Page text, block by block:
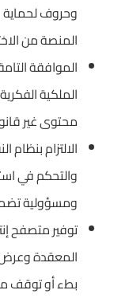
وحروف لحماية
المنصة من
الموافقة
الملكية
محتوى غير
الالتزام
والتحكم في
ومسؤولية
توفير متصفح
المعقدة وعرض
بطء أو توقف